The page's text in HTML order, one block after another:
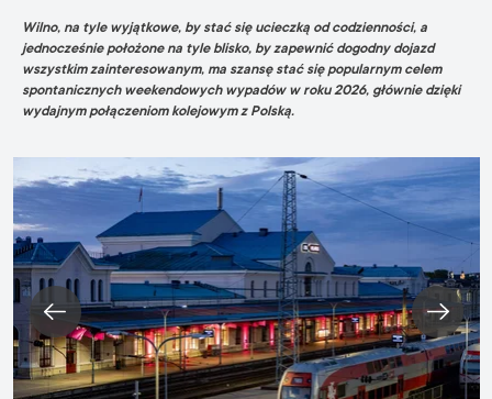
Wilno, na tyle wyjątkowe, by stać się ucieczką od codzienności, a
jednocześnie położone na tyle blisko, by zapewnić dogodny dojazd
wszystkim zainteresowanym, ma szansę stać się popularnym celem
spontanicznych weekendowych wypadów w roku 2026, głównie dzięki
wydajnym połączeniom kolejowym z Polską.